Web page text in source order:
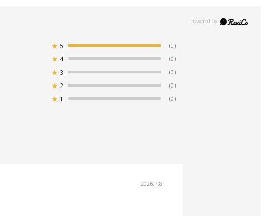
★5 (1)
★4 (0)
★3 (0)
★ 2 (0)
★ 1 (0)
2026.7.8